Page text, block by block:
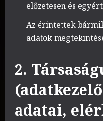
előzetesen és
Az érintettek
adatok
2.
adatai,